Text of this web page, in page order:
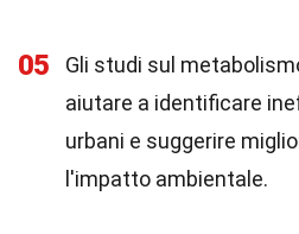
05
Gli studi sul
aiutare a identificare
urbani e suggerire
l'impatto ambientale.